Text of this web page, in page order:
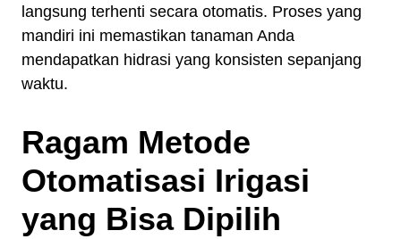
langsung terhenti secara otomatis. Proses yang
mandiri ini memastikan tanaman Anda
mendapatkan hidrasi yang konsisten sepanjang
waktu.
Ragam Metode
Otomatisasi Irigasi
yang Bisa Dipilih